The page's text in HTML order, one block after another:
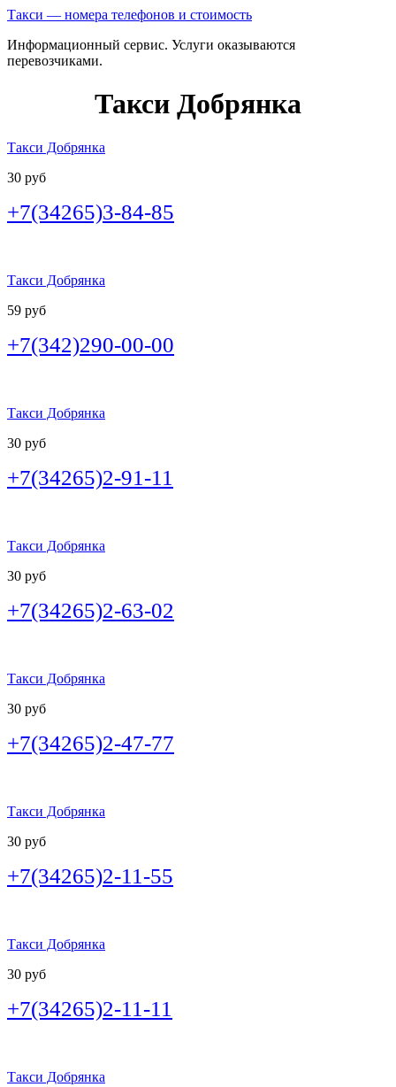
Такси — номера телефонов и стоимость
Информационный сервис. Услуги оказываются
перевозчиками.
Такси Добрянка
Такси Добрянка
30 руб
+7(34265)3-84-85
Такси Добрянка
59 руб
+7(342)290-00-00
Такси Добрянка
30 руб
+7(34265)2-91-11
Такси Добрянка
30 руб
+7(34265)2-63-02
Такси Добрянка
30 руб
+7(34265)2-47-77
Такси Добрянка
30 руб
+7(34265)2-11-55
Такси Добрянка
30 руб
+7(34265)2-11-11
Такси Добрянка